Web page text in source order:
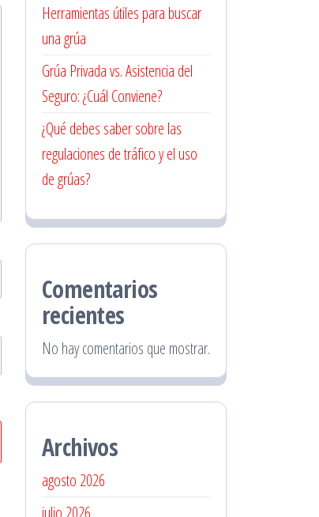
Herramientas útiles para buscar
una grúa
Grúa Privada vs. Asistencia del
Seguro: ¿Cuál Conviene?
¿Qué debes saber sobre las
regulaciones de tráfico y el uso
de grúas?
Comentarios
recientes
No hay comentarios que mostrar.
Archivos
agosto 2026
julio 2026